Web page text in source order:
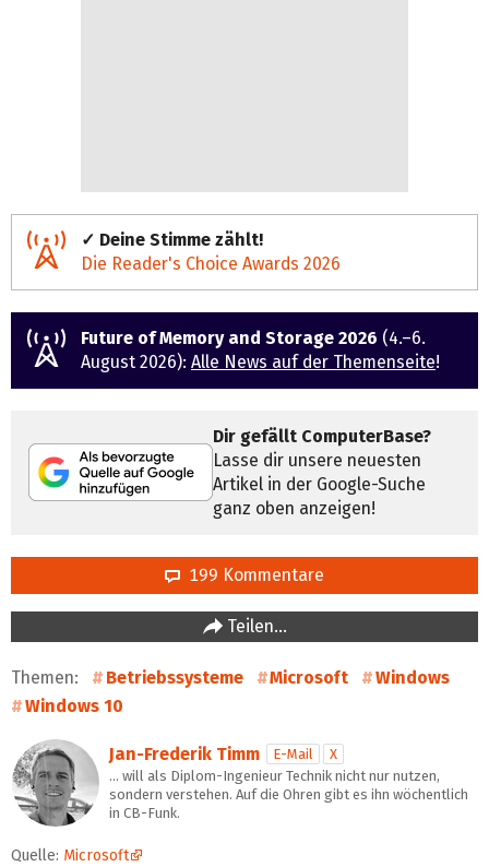
✓ Deine Stimme zählt!
Die Reader's Choice Awards 2026
Future of Memory and Storage 2026 (4.–6.
August 2026): Alle News auf der Themenseite!
Dir gefällt ComputerBase?
Lasse dir unsere neuesten
Artikel in der Google-Suche
ganz oben anzeigen!
199 Kommentare
Teilen…
Themen: Betriebssysteme Microsoft
Windows
Windows 10
Jan-Frederik Timm E-Mail
X
… will als Diplom-Ingenieur Technik nicht nur nutzen,
sondern verstehen. Auf die Ohren gibt es ihn wöchentlich
in CB-Funk.
Quelle: Microsoft